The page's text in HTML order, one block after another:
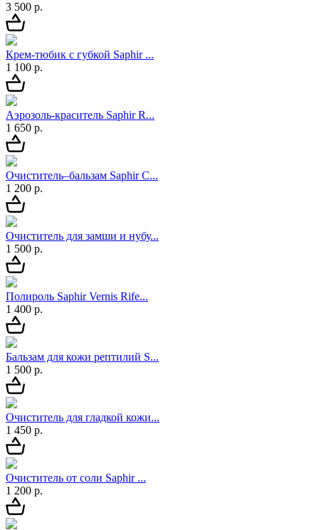
3 500 р.
Крем-тюбик с губкой Saphir ...
1 100 р.
Аэрозоль-краситель Saphir R...
1 650 р.
Очиститель–бальзам Saphir C...
1 200 р.
Очиститель для замши и нубу...
1 500 р.
Полироль Saphir Vernis Rife...
1 400 р.
Бальзам для кожи рептилий S...
1 500 р.
Очиститель для гладкой кожи...
1 450 р.
Очиститель от соли Saphir ...
1 200 р.